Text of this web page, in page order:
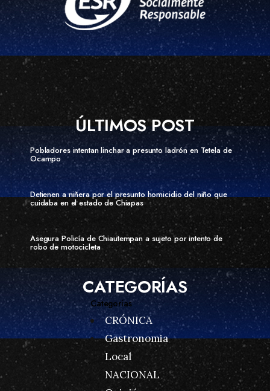
ÚLTIMOS POST
Pobladores intentan linchar a presunto ladrón en Tetela de
Ocampo
Detienen a niñera por el presunto homicidio del niño que
cuidaba en el estado de Chiapas
Asegura Policía de Chiautempan a sujeto por intento de
robo de motocicleta
CATEGORÍAS
Categorías
CRÓNICA
Gastronomia
Local
NACIONAL